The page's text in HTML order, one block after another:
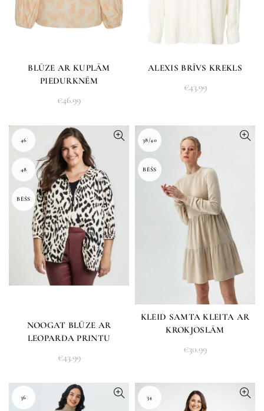
BLŪZE AR KUPLĀM
PIEDURKNĒM
€46.99
ALEXIS BRĪVS KREKLS
€43.99
46
48
BĒŠS
NOOGAT BLŪZE AR
LEOPARDA PRINTU
€43.99
38/40
BĒŠS
KLEID SAMTA KLEITA AR
KROKJOSLĀM
€30.99
36 34